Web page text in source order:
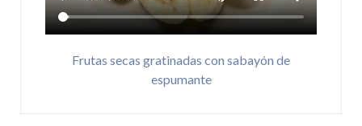
Frutas secas gratinadas con sabayón de
espumante